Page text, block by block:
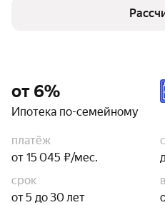
от 6%
Ипотека по-семейному
платёж
от 15 045 ₽/мес.
срок
от 5 до 30 лет